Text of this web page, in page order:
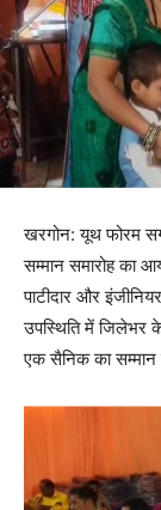
खरगोन: यूथ फोरम
सम्मान समारोह का
पाटीदार और
उपस्थिति में जिलेभर के
एक सैनिक का सम्मान